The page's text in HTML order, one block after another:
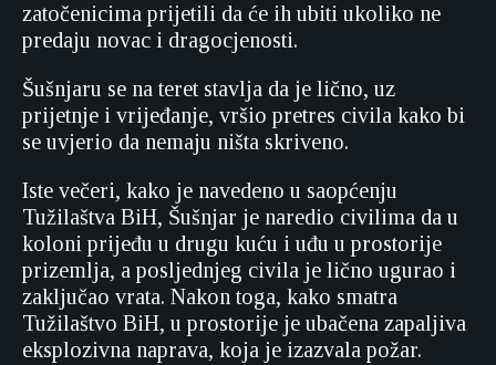
zatočenicima prijetili da će ih ubiti ukoliko ne
predaju novac i dragocjenosti.
Šušnjaru se na teret stavlja da je lično, uz
prijetnje i vrijeđanje, vršio pretres civila kako bi
se uvjerio da nemaju ništa skriveno.
Iste večeri, kako je navedeno u saopćenju
Tužilaštva BiH, Šušnjar je naredio civilima da u
koloni prijeđu u drugu kuću i uđu u prostorije
prizemlja, a posljednjeg civila je lično ugurao i
zaključao vrata. Nakon toga, kako smatra
Tužilaštvo BiH, u prostorije je ubačena zapaljiva
eksplozivna naprava, koja je izazvala požar.